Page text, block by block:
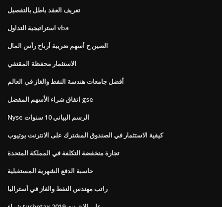
تعريف العقد باطل بالتفصيل
استراتيجية التداول vba
الصين ح أسهم ضريبة أرباح رأس المال
الاستثمار محفظة المقتفي
أفضل جامعات هندسة النفط والغاز في العالم
اتفاق شراء الأسهم المفضل gse
Nyse الرسم البياني 10 سنوات
كيفية الاستثمار في الصندوق المشترك على الانترنت يوتيوب
تجارة منخفضة التكلفة في المملكة المتحدة
حاسبة الدفع الشهرية المستقبلية
راتب مهندس النفط والغاز في أستراليا